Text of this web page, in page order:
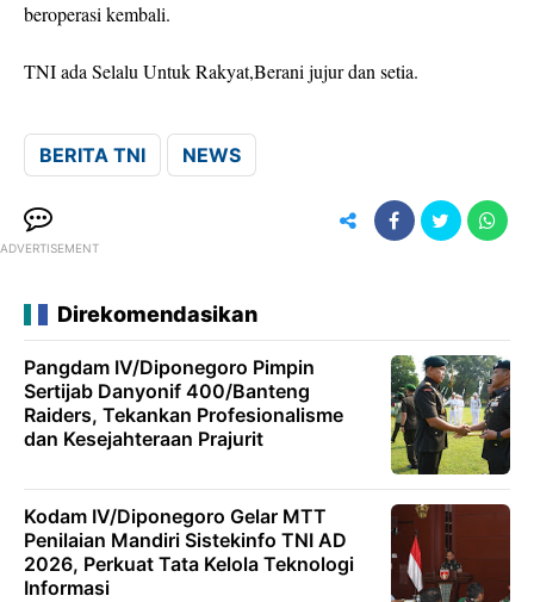
beroperasi kembali.
TNI ada Selalu Untuk Rakyat,Berani jujur dan setia.
BERITA TNI NEWS
ADVERTISEMENT
Direkomendasikan
Pangdam IV/Diponegoro Pimpin
Sertijab Danyonif 400/Banteng
Raiders, Tekankan Profesionalisme
dan Kesejahteraan Prajurit
Kodam IV/Diponegoro Gelar MTT
Penilaian Mandiri Sistekinfo TNI AD
2026, Perkuat Tata Kelola Teknologi
Informasi